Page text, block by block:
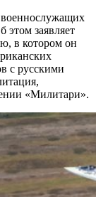
этом заявляет
в котором он
с русскими
«Милитари».